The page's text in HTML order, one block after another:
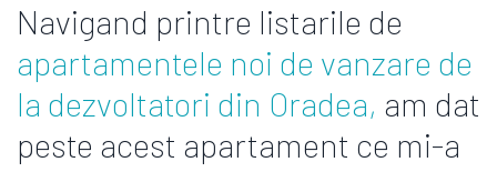
Navigand printre listarile de
apartamentele noi de vanzare de
la dezvoltatori din Oradea, am dat
peste acest apartament ce mi-a